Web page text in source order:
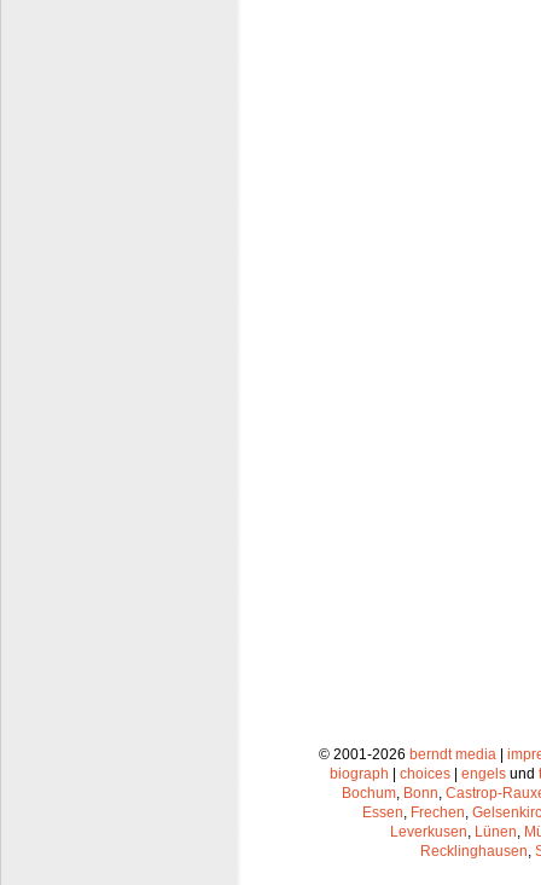
© 2001-2026 berndt media |
biograph | choices | engels und
Bochum Bonn Castrop-
Essen Frechen
Leverkusen Lünen
Recklinghausen